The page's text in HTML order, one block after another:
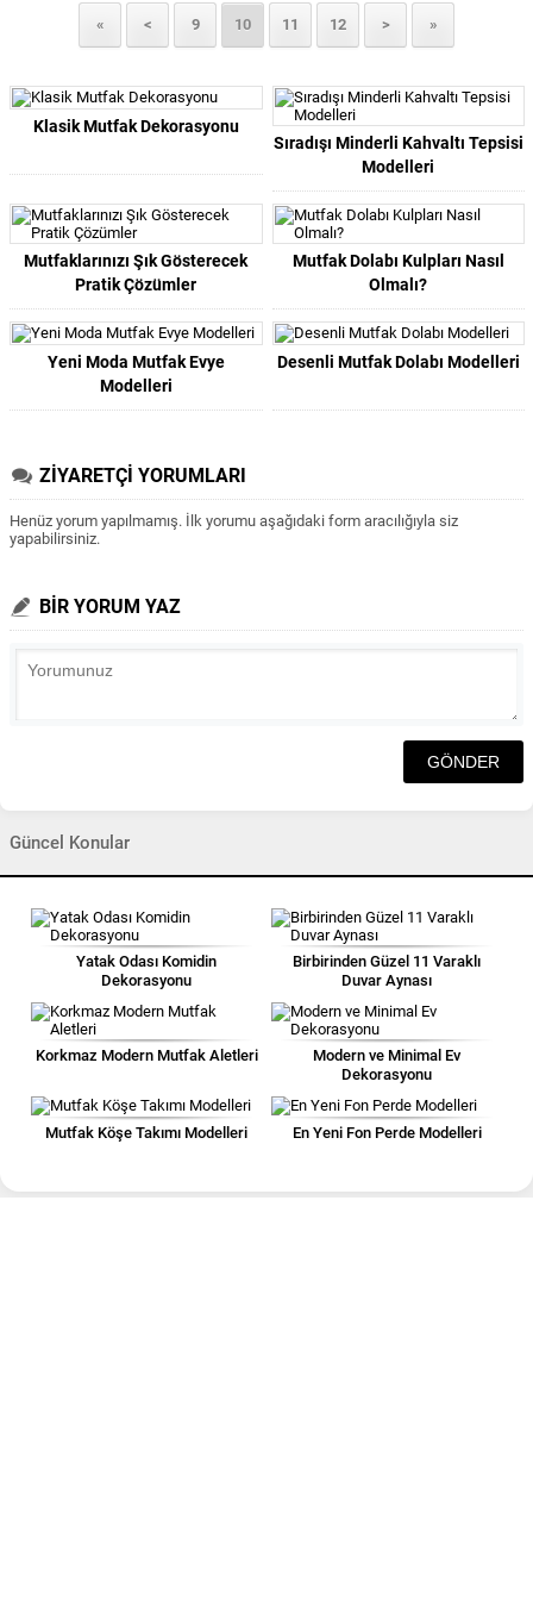
« < 9 10 11 12 > »
Klasik Mutfak Dekorasyonu
Sıradışı Minderli Kahvaltı Tepsisi
Modelleri
Mutfaklarınızı Şık Gösterecek
Pratik Çözümler
Mutfak Dolabı Kulpları Nasıl
Olmalı?
Yeni Moda Mutfak Evye
Modelleri
Desenli Mutfak Dolabı Modelleri
ZİYARETÇİ YORUMLARI
Henüz yorum yapılmamış. İlk yorumu aşağıdaki form aracılığıyla siz
yapabilirsiniz.
BİR YORUM YAZ
Güncel Konular
Yatak Odası Komidin
Dekorasyonu
Birbirinden Güzel 11 Varaklı
Duvar Aynası
Korkmaz Modern Mutfak Aletleri
Modern ve Minimal Ev
Dekorasyonu
Mutfak Köşe Takımı Modelleri En Yeni Fon Perde Modelleri